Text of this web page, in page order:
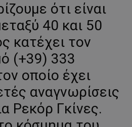
ότι είναι
40 και 50
κατέχει τον
(+39) 333
οποίο έχει
αναγνωρίσεις
Ρεκόρ Γκίνες.